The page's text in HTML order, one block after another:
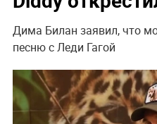
Дима Билан заявил, что
песню с Леди Гагой